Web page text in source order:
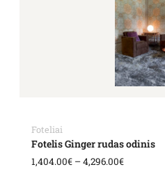
Foteliai
Fotelis Ginger rudas odinis
1,404.00€ –4,296.00€
4,296.00€